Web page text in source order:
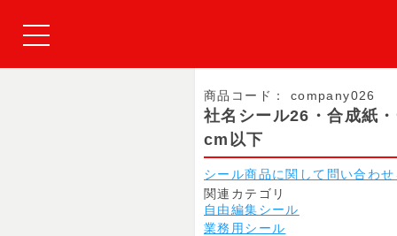
商品コード： company026
社名シール26・合成紙
cm以下
シール商品に関して問い合わ
関連カテゴリ
自由編集シール
業務用シール